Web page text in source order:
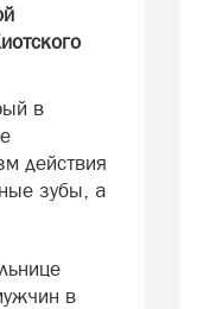
в
действия
зубы, а
в